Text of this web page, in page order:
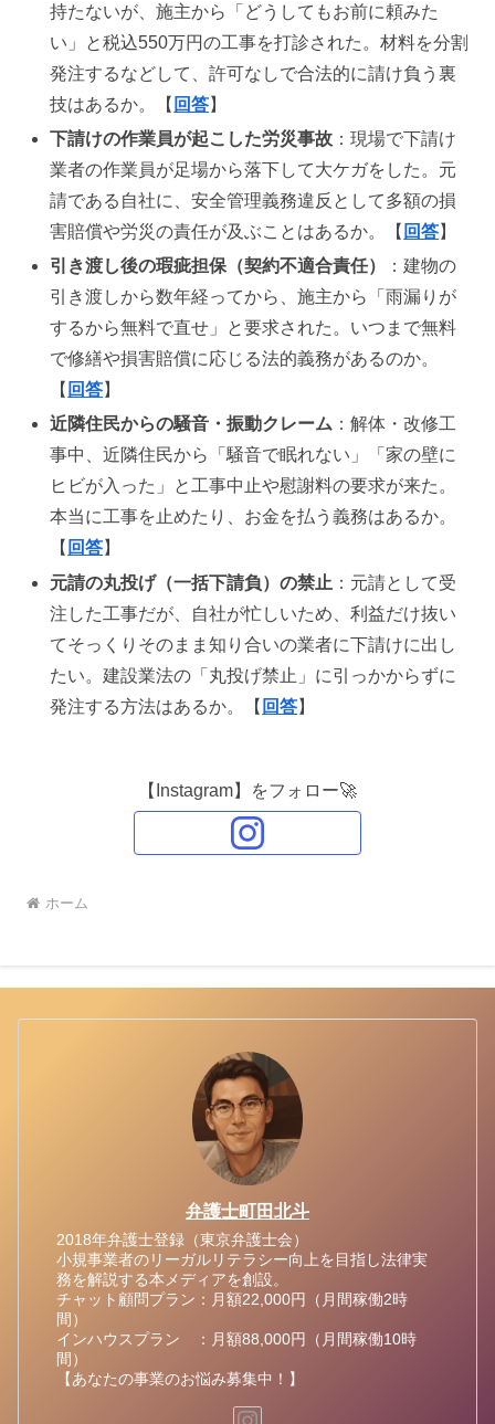
持たないが、施主から「どうしてもお前に頼みた
い」と税込550万円の工事を打診された。材料を分割
発注するなどして、許可なしで合法的に請け負う裏
技はあるか。【 回答】
下請けの作業員が起こした労災事故 ：現場で下請け
業者の作業員が足場から落下して大ケガをした。元
請である自社に、安全管理義務違反として多額の損
害賠償や労災の責任が及ぶことはあるか。【 回答】
引き渡し後の瑕疵担保（契約不適合責任）
：建物の
引き渡しから数年経ってから、施主から「雨漏りが
するから無料で直せ」と要求された。いつまで無料
で修繕や損害賠償に応じる法的義務があるのか。
【 回答】
近隣住民からの騒音・振動クレーム ：解体・改修工
事中、近隣住民から「騒音で眠れない」「家の壁に
ヒビが入った」と工事中止や慰謝料の要求が来た。
本当に工事を止めたり、お金を払う義務はあるか。
【 回答】
元請の丸投げ（一括下請負）の禁止 ：元請として受
注した工事だが、自社が忙しいため、利益だけ抜い
てそっくりそのまま知り合いの業者に下請けに出し
たい。建設業法の「丸投げ禁止」に引っかからずに
発注する方法はあるか。【 回答】
【Instagram】をフォロー🚀
ホーム
弁護士町田北斗
2018年弁護士登録（東京弁護士会）
小規事業者のリーガルリテラシー向上を目指し法律実
務を解説する本メディアを創設。
チャット顧問プラン：月額22,000円（月間稼働2時
間）
インハウスプラン ：月額88,000円（月間稼働10時
間）
【あなたの事業のお悩み募集中！】